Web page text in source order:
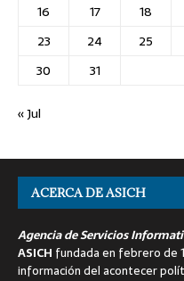
16
17 18
23
24 25
30
31
« Jul
ACERCA DE ASICH
Agencia de Servicios
ASICH fundada en febrero de
información del acontecer